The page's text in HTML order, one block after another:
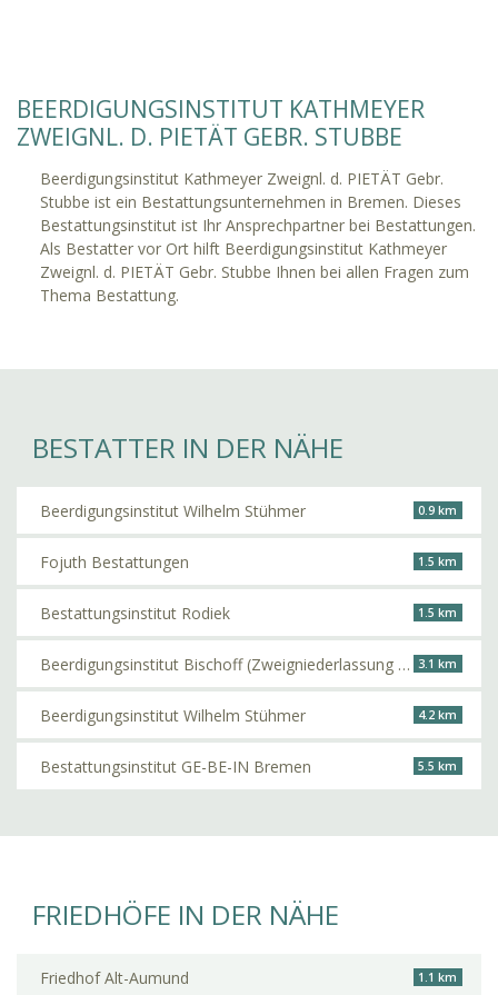
BEERDIGUNGSINSTITUT KATHMEYER
ZWEIGNL. D. PIETÄT GEBR. STUBBE
Beerdigungsinstitut Kathmeyer Zweignl. d. PIETÄT Gebr.
Stubbe ist ein Bestattungsunternehmen in Bremen. Dieses
Bestattungsinstitut ist Ihr Ansprechpartner bei Bestattungen.
Als Bestatter vor Ort hilft Beerdigungsinstitut Kathmeyer
Zweignl. d. PIETÄT Gebr. Stubbe Ihnen bei allen Fragen zum
Thema Bestattung.
BESTATTER IN DER NÄHE
Beerdigungsinstitut Wilhelm Stühmer 0.9 km
Fojuth Bestattungen 1.5 km
Bestattungsinstitut Rodiek 1.5 km
Beerdigungsinstitut Bischoff (Zweigniederlassung der PIETÄT Gebr. Stubbe) 3.1 km
Beerdigungsinstitut Wilhelm Stühmer 4.2 km
Bestattungsinstitut GE-BE-IN Bremen 5.5 km
FRIEDHÖFE IN DER NÄHE
Friedhof Alt-Aumund 1.1 km